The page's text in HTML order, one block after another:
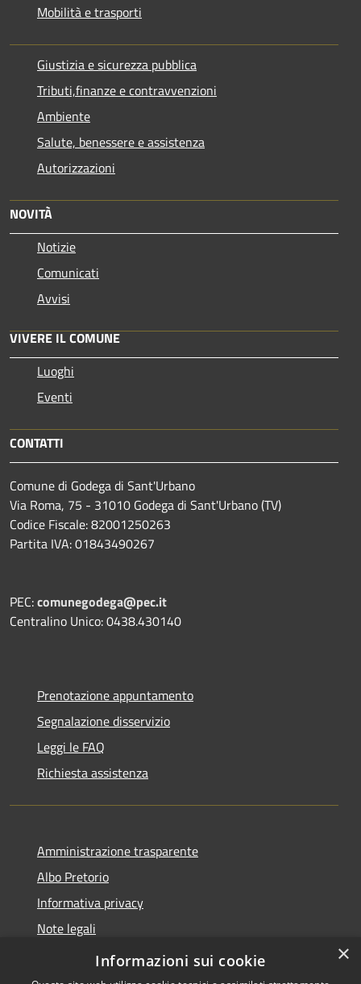
Mobilità e trasporti
Giustizia e sicurezza pubblica
Tributi,finanze e contravvenzioni
Ambiente
Salute, benessere e assistenza
Autorizzazioni
NOVITÀ
Notizie
Comunicati
Avvisi
VIVERE IL COMUNE
Luoghi
Eventi
CONTATTI
Comune di Godega di Sant'Urbano
Via Roma, 75 - 31010 Godega di Sant'Urbano (TV)
Codice Fiscale: 82001250263
Partita IVA: 01843490267
PEC:comunegodega@pec.it
Centralino Unico: 0438.430140
Prenotazione appuntamento
Segnalazione disservizio
Leggi le FAQ
Richiesta assistenza
Amministrazione trasparente
Albo Pretorio
Informativa privacy
Note legali
Dichiarazione di accessibilità
×
Informazioni sui cookie